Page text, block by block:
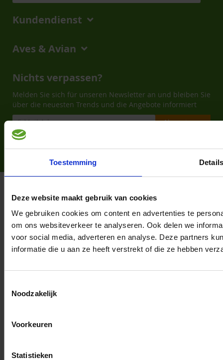
Toestemming Details
Deze website maakt gebruik van cookies
We gebruiken cookies om content en advertenties te
om ons websiteverkeer te analyseren. Ook delen we
voor social media, adverteren en analyse. Deze partners
informatie die u aan ze heeft verstrekt of die ze hebben
Noodzakelijk
Voorkeuren
Statistieken
Kundendienst
Aves & Avian
Nichts verpassen?
Melden Sie sich für unseren Newsletter an und bleiben Sie
über die neuesten Trends und die Angebote informiert
Abonnieren